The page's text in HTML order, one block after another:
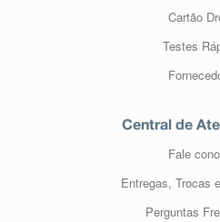
Cartão
Testes
Central de
Fale
Entregas, Trocas
Perguntas